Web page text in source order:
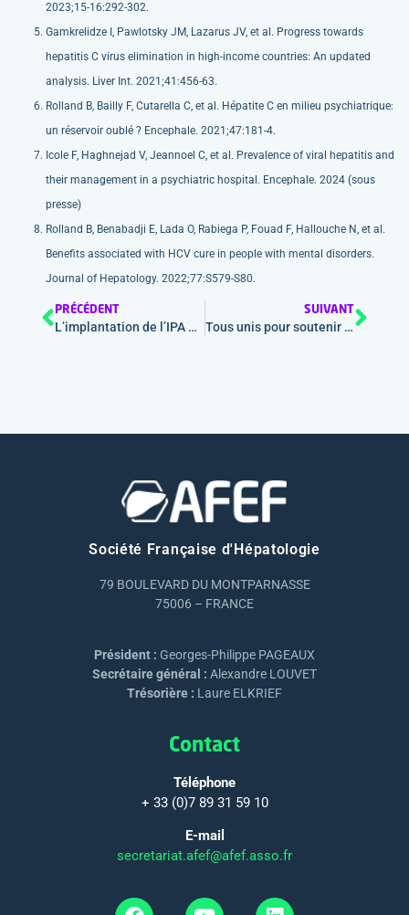
2023;15-16:292-302.
Gamkrelidze I, Pawlotsky JM, Lazarus JV, et al. Progress towards
hepatitis C virus elimination in high-income countries: An updated
analysis. Liver Int. 2021;41:456-63.
Rolland B, Bailly F, Cutarella C, et al. Hépatite C en milieu psychiatrique:
un réservoir oublé ? Encephale. 2021;47:181-4.
Icole F, Haghnejad V, Jeannoel C, et al. Prevalence of viral hepatitis and
their management in a psychiatric hospital. Encephale. 2024 (sous
presse)
Rolland B, Benabadji E, Lada O, Rabiega P, Fouad F, Hallouche N, et al.
Benefits associated with HCV cure in people with mental disorders.
Journal of Hepatology. 2022;77:S579-S80.
PRÉCÉDENT
L’implantation de l’IPA en France ? Mythe ou réalité
SUIVANT
Tous unis pour soutenir le « Défi de Janvier »
Société Française d'Hépatologie
79 BOULEVARD DU MONTPARNASSE
75006 – FRANCE
Président : Georges-Philippe PAGEAUX
Secrétaire général : Alexandre LOUVET
Trésorière : Laure ELKRIEF
Contact
Téléphone
+ 33 (0)7 89 31 59 10
E-mail
secretariat.afef@afef.asso.fr